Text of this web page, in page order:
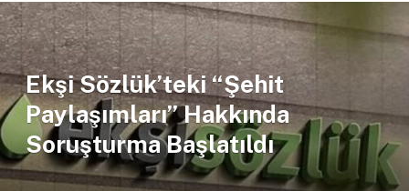
Ekşi Sözlük’teki “Şehit
Paylaşımları” Hakkında
Soruşturma Başlatıldı